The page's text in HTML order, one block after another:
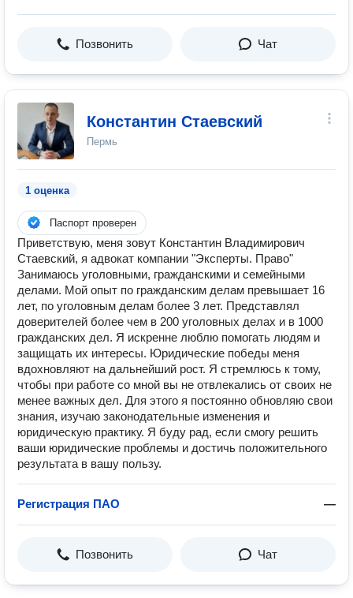
Позвонить Чат
Константин Стаевский
Пермь
1 оценка
Паспорт проверен
Приветствую, меня зовут Константин Владимирович
Стаевский, я адвокат компании "Эксперты. Право"
Занимаюсь уголовными, гражданскими и семейными
делами. Мой опыт по гражданским делам превышает 16
лет, по уголовным делам более 3 лет. Представлял
доверителей более чем в 200 уголовных делах и в 1000
гражданских дел. Я искренне люблю помогать людям и
защищать их интересы. Юридические победы меня
вдохновляют на дальнейший рост. Я стремлюсь к тому,
чтобы при работе со мной вы не отвлекались от своих не
менее важных дел. Для этого я постоянно обновляю свои
знания, изучаю законодательные изменения и
юридическую практику. Я буду рад, если смогу решить
ваши юридические проблемы и достичь положительного
результата в вашу пользу.
Регистрация ПАО —
Позвонить Чат